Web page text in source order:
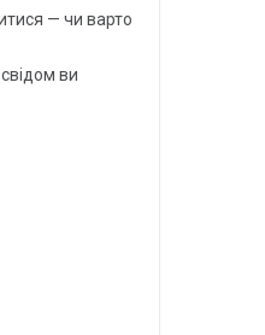
— чи варто
ви